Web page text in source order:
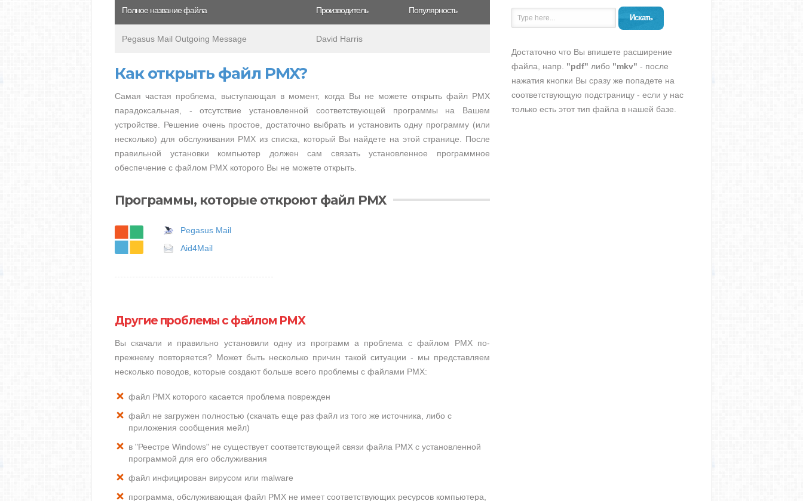
Полное название файла Производитель Популярность
Pegasus Mail Outgoing Message David Harris
Как открыть файл PMX?
Самая частая проблема, выступающая в момент, когда Вы не можете открыть файл PMX
парадоксальная, - отсутствие установленной соответствующей программы на Вашем
устройстве. Решение очень простое, достаточно выбрать и установить одну программу (или
несколько) для обслуживания PMX из списка, который Вы найдете на этой странице. После
правильной установки компьютер должен сам связать установленное программное
обеспечение с файлом PMX которого Вы не можете открыть.
Программы, которые откроют файл PMX
Pegasus Mail
Aid4Mail
Другие проблемы с файлом PMX
Вы скачали и правильно установили одну из программ а проблема с файлом PMX по-
прежнему повторяется? Может быть несколько причин такой ситуации - мы представляем
несколько поводов, которые создают больше всего проблемы с файлами PMX:
файл PMX которого касается проблема поврежден
файл не загружен полностью (скачать еще раз файл из того же источника, либо с
приложения сообщения мейл)
в "Реестре Windows" не существует соответствующей связи файла PMX с установленной
программой для его обслуживания
файл инфицирован вирусом или malware
программа, обслуживающая файл PMX не имеет соответствующих ресурсов компьютера,
Искать
Достаточно что Вы впишете расширение
файла, напр. "pdf" либо "mkv" - после
нажатия кнопки Вы сразу же попадете на
соответствующую подстраницу - если у нас
только есть этот тип файла в нашей базе.